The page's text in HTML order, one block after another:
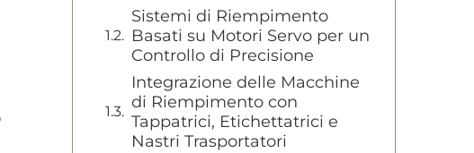
Sistemi di Riempimento
Basati su Motori Servo per un
Controllo di Precisione
Integrazione delle Macchine
di Riempimento con
Tappatrici, Etichettatrici e
Nastri Trasportatori